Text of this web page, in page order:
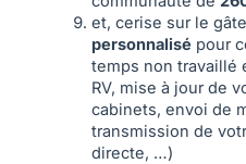
et, cerise sur le
personnalisé pour
temps non travaillé
RV, mise à jour de
cabinets, envoi de
transmission de
directe, …)